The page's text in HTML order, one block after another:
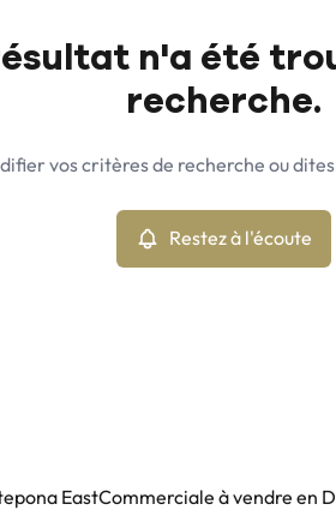
n'a été
recherche.
vos critères de recherche ou
Restez à l'écoute
EastCommerciale à vendre en